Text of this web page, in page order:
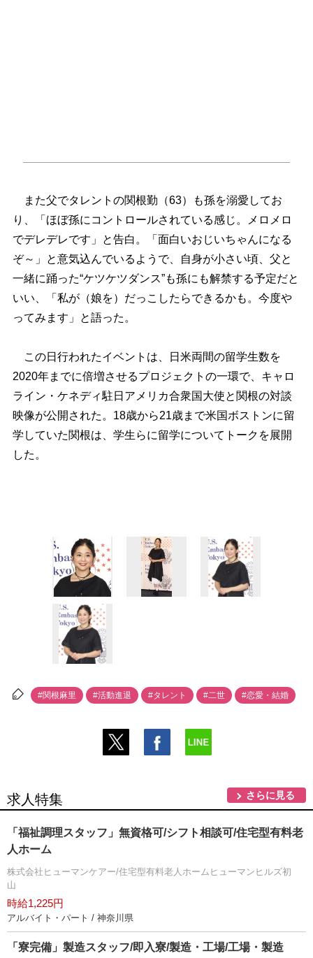
また父でタレントの関根勤（63）も孫を溺愛してお
り、「ほぼ孫にコントロールされている感じ。メロメロ
でデレデレです」と告白。「面白いおじいちゃんになる
ぞ～」と意気込んでいるようで、自身が小さい頃、父と
一緒に踊った“ケツケツダンス”も孫にも解禁する予定だと
いい、「私が（娘を）だっこしたらできるかも。今度
ってみます」と語った。
この日行われたイベントは、日米両間の留学生数を
2020年までに倍増させるプロジェクトの一環で、キャロ
ライン・ケネディ駐日アメリカ合衆国大使と関根の対談
映像が公開された。18歳から21歳まで米国ボストンに留
学していた関根は、学生らに留学についてトークを展開
した。
#関根麻里 #活動進退 #タレント #二世 #恋愛・結婚
求人特集 さらに見る
「福祉調理スタッフ」無資格可/シフト相談可/住宅型有料老
人ホーム
株式会社ヒューマンケアー/住宅型有料老人ホームヒューマンヒルズ初
山
時給1,225円
アルバイト・パート / 神奈川県
「寮完備」製造スタッフ/即入寮/製造・工場/工場・製造